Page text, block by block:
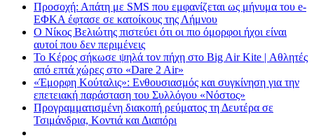
Προσοχή: Απάτη με SMS που εμφανίζεται ως μήνυμα του e-
ΕΦΚΑ έφτασε σε κατοίκους της Λήμνου
Ο Νίκος Βελιώτης πιστεύει ότι οι πιο όμορφοι ήχοι είναι
αυτοί που δεν περιμένεις
Το Κέρος σήκωσε ψηλά τον πήχη στο Big Air Kite | Αθλητές
από επτά χώρες στο «Dare 2 Air»
«Έμορφη Κούταλις»: Ενθουσιασμός και συγκίνηση για την
επετειακή παράσταση του Συλλόγου «Νόστος»
Προγραμματισμένη διακοπή ρεύματος τη Δευτέρα σε
Τσιμάνδρια, Κοντιά και Διαπόρι